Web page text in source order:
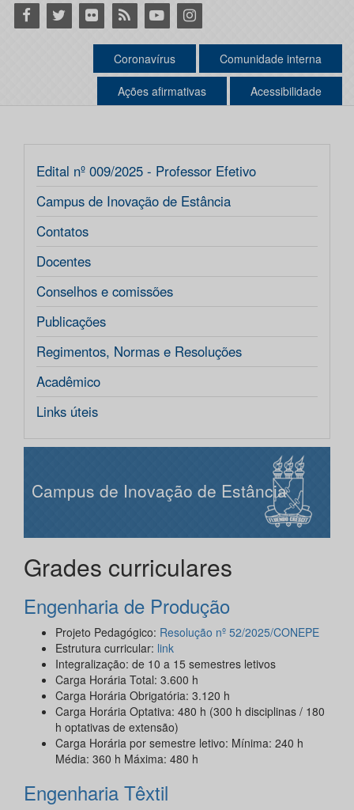
Facebook
Twitter Flickr RSS YoutubeInstagram
Coronavírus Comunidade interna
Ações afirmativas Acessibilidade
Edital nº 009/2025 - Professor Efetivo
Campus de Inovação de Estância
Contatos
Docentes
Conselhos e comissões
Publicações
Regimentos, Normas e Resoluções
Acadêmico
Links úteis
Campus de Inovação de Estância
Grades curriculares
Engenharia de Produção
Projeto Pedagógico: Resolução nº 52/2025/CONEPE
Estrutura curricular: link
Integralização: de 10 a 15 semestres letivos
Carga Horária Total: 3.600 h
Carga Horária Obrigatória: 3.120 h
Carga Horária Optativa: 480 h (300 h disciplinas / 180
h optativas de extensão)
Carga Horária por semestre letivo: Mínima: 240 h
Média: 360 h Máxima: 480 h
Engenharia Têxtil